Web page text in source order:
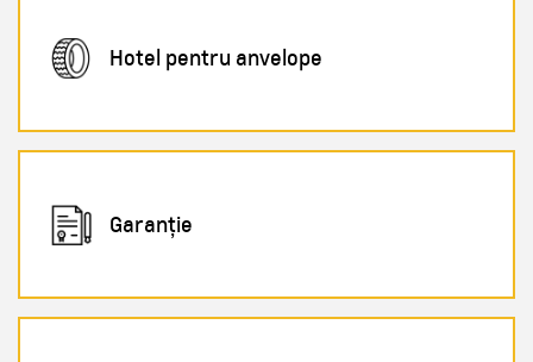
Hotel pentru anvelope
Garanție